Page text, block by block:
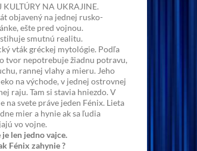
KULTÚRY NA UKRAJINE.
objavený na jednej rusko-
ešte pred vojnou.
smutnú realitu.
vták gréckej mytológie. Podľa
tvor nepotrebuje žiadnu potravu,
rannej vlahy a mieru. Jeho
na východe, v jednej ostrovnej
raju. Tam si stavia hniezdo. V
na svete práve jeden Fénix. Lieta
mier a hynie ak sa ľudia
vo vojne.
len jedno vajce.
Fénix zahynie ?